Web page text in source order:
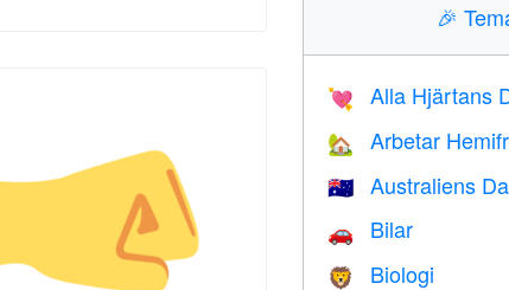
🎉
💘 Alla Hjärtans
🏡 Arbetar
🇦🇺 Australiens
🚗 Bilar
🦁 Biologi